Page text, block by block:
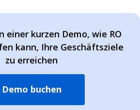
einer kurzen Demo, wie RO
kann, Ihre Geschäftsziele
zu erreichen
Demo buchen